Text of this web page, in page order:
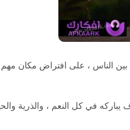
الناس ، على افتراض مكان مهم
في كل النعم ، والذرية